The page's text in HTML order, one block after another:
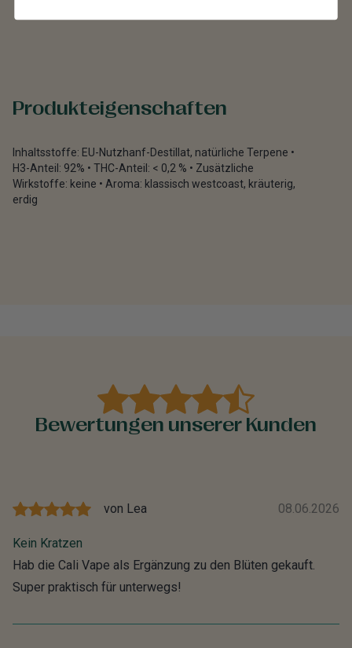
Produkteigenschaften
Inhaltsstoffe: EU-Nutzhanf-Destillat, natürliche Terpene •
H3-Anteil: 92% • THC-Anteil: < 0,2 % • Zusätzliche
Wirkstoffe: keine • Aroma: klassisch westcoast, kräuterig,
erdig
Bewertungen unserer Kunden
von Lea 08.06.2026
Kein Kratzen
Hab die Cali Vape als Ergänzung zu den Blüten gekauft.
Super praktisch für unterwegs!